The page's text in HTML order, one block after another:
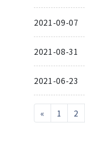
2021-09-07
2021-08-31
2021-06-23
« 1 2